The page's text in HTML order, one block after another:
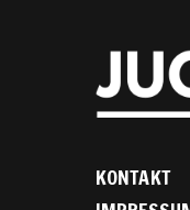
KONTAKT